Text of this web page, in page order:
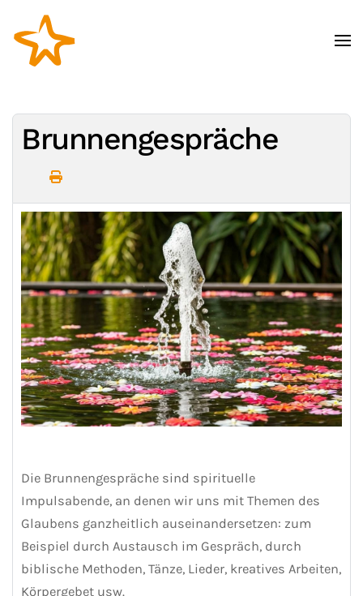
Zum Hauptinhalt springen
Brunnengespräche
Die Brunnengespräche sind spirituelle
Impulsabende, an denen wir uns mit Themen des
Glaubens ganzheitlich auseinandersetzen: zum
Beispiel durch Austausch im Gespräch, durch
biblische Methoden, Tänze, Lieder, kreatives Arbeiten,
Körpergebet usw.